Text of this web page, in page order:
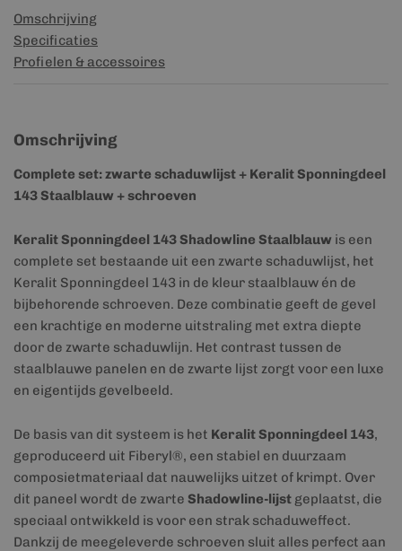
Omschrijving
Specificaties
Profielen & accessoires
Omschrijving
Complete set: zwarte schaduwlijst + Keralit Sponningdeel
143 Staalblauw + schroeven
Keralit Sponningdeel 143 Shadowline Staalblauw is een
complete set bestaande uit een zwarte schaduwlijst, het
Keralit Sponningdeel 143 in de kleur staalblauw én de
bijbehorende schroeven. Deze combinatie geeft de gevel
een krachtige en moderne uitstraling met extra diepte
door de zwarte schaduwlijn. Het contrast tussen de
staalblauwe panelen en de zwarte lijst zorgt voor een luxe
en eigentijds gevelbeeld.
De basis van dit systeem is het Keralit Sponningdeel 143,
geproduceerd uit Fiberyl®, een stabiel en duurzaam
composietmateriaal dat nauwelijks uitzet of krimpt. Over
dit paneel wordt de zwarte Shadowline-lijst geplaatst, die
speciaal ontwikkeld is voor een strak schaduweffect.
Dankzij de meegeleverde schroeven sluit alles perfect aan